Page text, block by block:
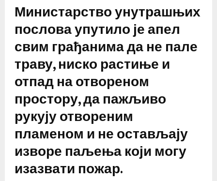
Министарство унутрашњих
послова упутило је апел
свим грађанима да не пале
траву, ниско растиње и
отпад на отвореном
простору, да пажљиво
рукују отвореним
пламеном и не остављају
изворе паљења који могу
изазвати пожар.